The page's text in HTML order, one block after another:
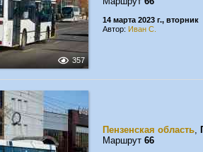
357
14 марта 2023 г., вторник
Автор: Иван С.
Пензенская область,
Маршрут 66